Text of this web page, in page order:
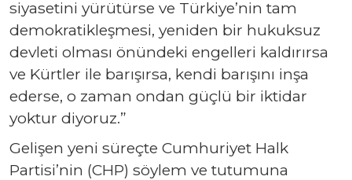
siyasetini yürütürse ve Türkiye’nin tam
demokratikleşmesi, yeniden bir hukuksuz
devleti olması önündeki engelleri kaldırırsa
ve Kürtler ile barışırsa, kendi barışını inşa
ederse, o zaman ondan güçlü bir iktidar
yoktur diyoruz.”
Gelişen yeni süreçte Cumhuriyet Halk
Partisi’nin (CHP) söylem ve tutumuna